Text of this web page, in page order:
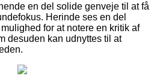
en del solide genveje til at få
Herinde ses en del
for at notere en kritik af
desuden kan udnyttes til at